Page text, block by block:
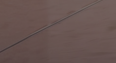
Disponible prochainement